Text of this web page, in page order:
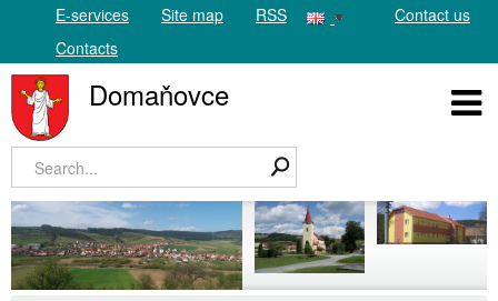
E-services Site map RSS
Contact us
Contacts
Domaňovce